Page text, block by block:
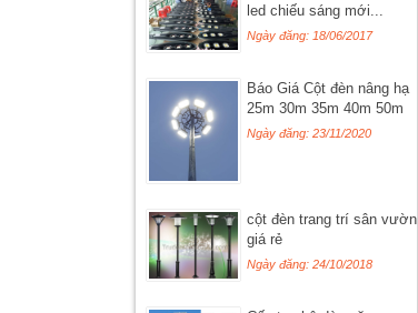
led chiếu sáng mới...
Ngày đăng: 18/06/2017
Báo Giá Cột đèn nâng hạ
25m 30m 35m 40m 50m
Ngày đăng: 23/11/2020
cột đèn trang trí sân vườn
giá rẻ
Ngày đăng: 24/10/2018